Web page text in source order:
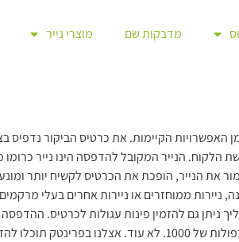
מדבקות שם מוצרי נייר
מן האפשרויות הקיימות. את כרטיס הביקור
את הנייר, הופכת את הכרטיס לקשיח יותר
ממוחזרים או ניירות אחרים בעלי מרקמים
גם להזמין פינות עגולות לכרטיס.
לכם בכל רגע נתון.